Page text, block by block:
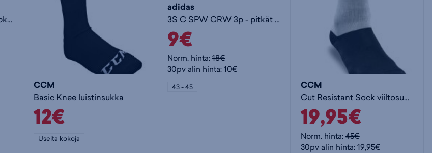
Everyday Cushion Crew 3pk. - pitkät sukat
CCM
Basic Knee luistinsukka
12€
Useita kokoja
adidas
3S C SPW CRW 3p - pitkät sukat
9€
Norm. hinta:18€
30pv alin hinta: 10€
43 - 45 CCM
Cut Resistant Sock viiltosuojasukat - pitkät sukat
19,95€
Norm. hinta:45€
30pv alin hinta: 19,95€